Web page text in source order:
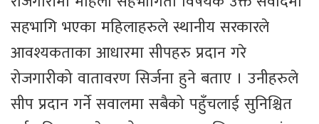
सहभागि भएका महिलाहरुले स्थानीय सरकारले
आवश्यकताका आधारमा सीपहरु प्रदान गरे
रोजगारीको वातावरण सिर्जना हुने बताए । उनीहरुले
सीप प्रदान गर्ने सवालमा सबैको पहुँचलाई सुनिश्चित